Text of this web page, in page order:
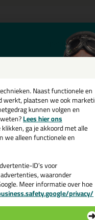
Specificaties
Sikkens Q0.05.10
van dit product?Lees
Naast functionele en
werkt, plaatsen we ook
kunnen volgen en
Lees hier ons
ga je akkoord met alle
we alleen functionele en
ID’s voor
waaronder
Meer informatie over hoe
privacy/